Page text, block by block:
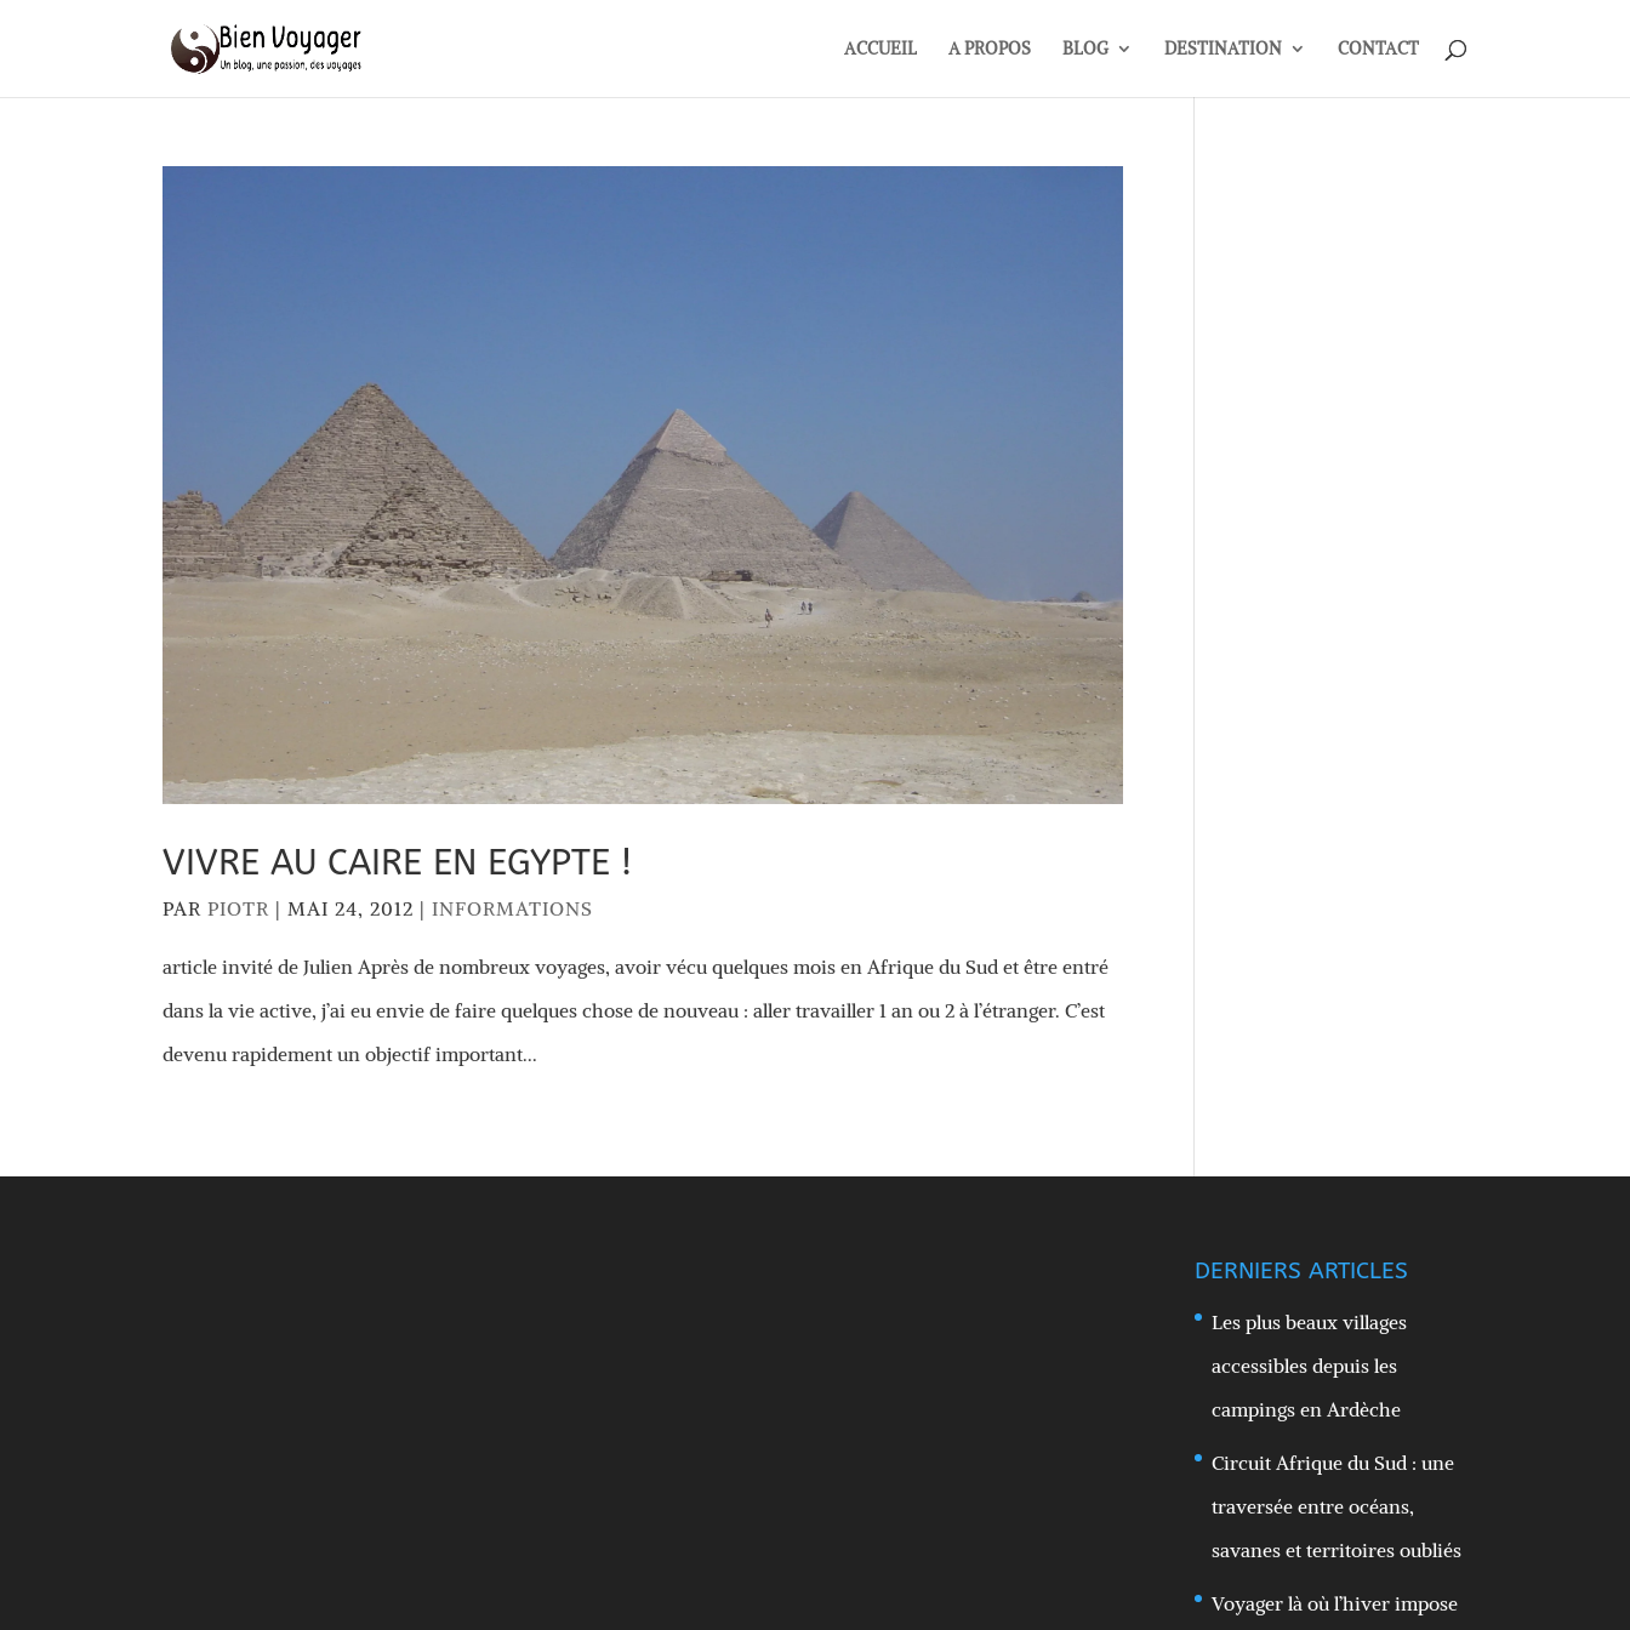
ACCUEIL A PROPOS BLOG DESTINATION CONTACT
VIVRE AU CAIRE EN EGYPTE !
PARPIOTR | MAI 24, 2012 |INFORMATIONS
article invité de Julien Après de nombreux voyages, avoir vécu quelques mois en Afrique du Sud et être entré
dans la vie active, j’ai eu envie de faire quelques chose de nouveau : aller travailler 1 an ou 2 à l’étranger. C’est
devenu rapidement un objectif important...
DERNIERS ARTICLES
Les plus beaux villages
accessibles depuis les
campings en Ardèche
Circuit Afrique du Sud : une
traversée entre océans,
savanes et territoires oubliés
Voyager là où l’hiver impose